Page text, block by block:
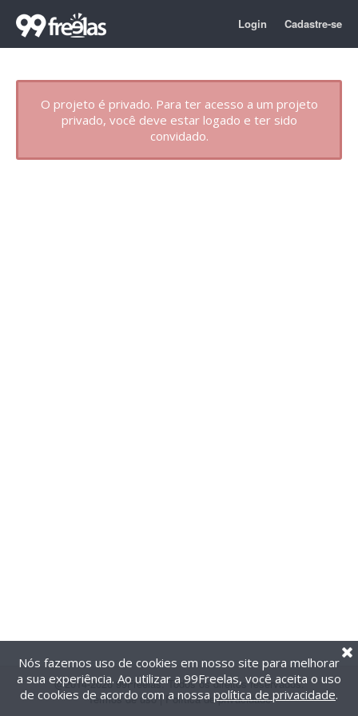
Login Cadastre-se
O projeto é privado. Para ter acesso a um projeto
privado, você deve estar logado e ter sido
convidado.
@2014-2026 99Freelas. Todos os direitos reservados.
Termos de uso| Política de privacidade
Nós fazemos uso de cookies em nosso site para melhorar
a sua experiência. Ao utilizar a 99Freelas, você aceita o uso
de cookies de acordo com a nossa política de privacidade.